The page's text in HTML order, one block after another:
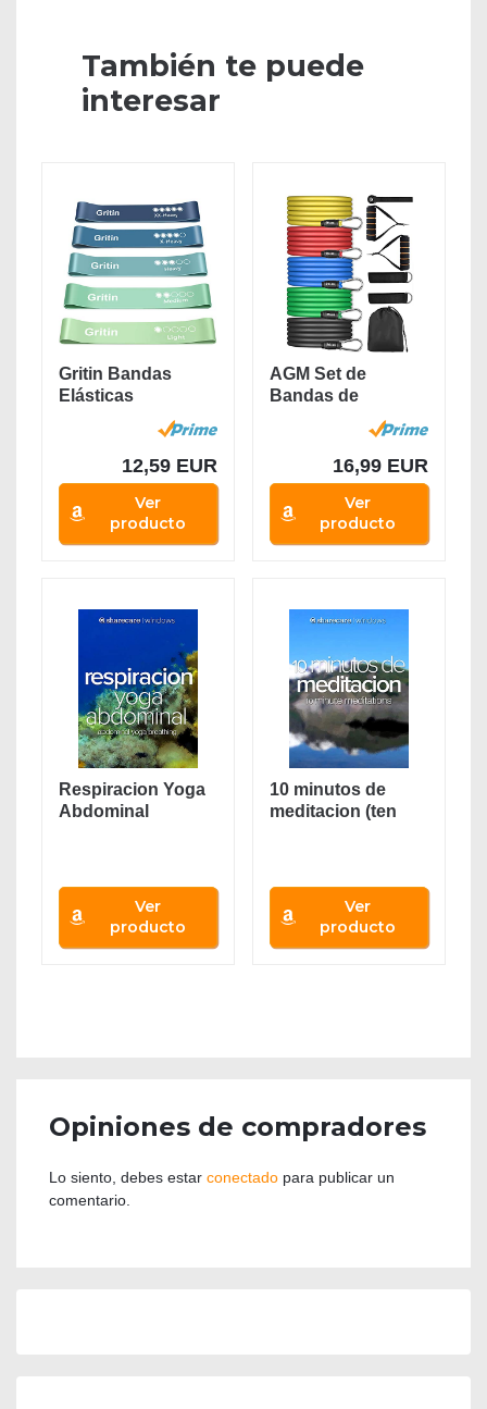
También te puede
interesar
Gritin Bandas
Elásticas
Fitness/Bandas
12,59 EUR
Ver
producto
AGM Set de
Bandas de
Bandas...16,99 EUR
Ver
producto
Respiracion Yoga
Abdominal
Ver
producto
10 minutos de
meditacion (ten
Ver
producto
Opiniones de compradores
Lo siento, debes estar conectado para publicar un
comentario.